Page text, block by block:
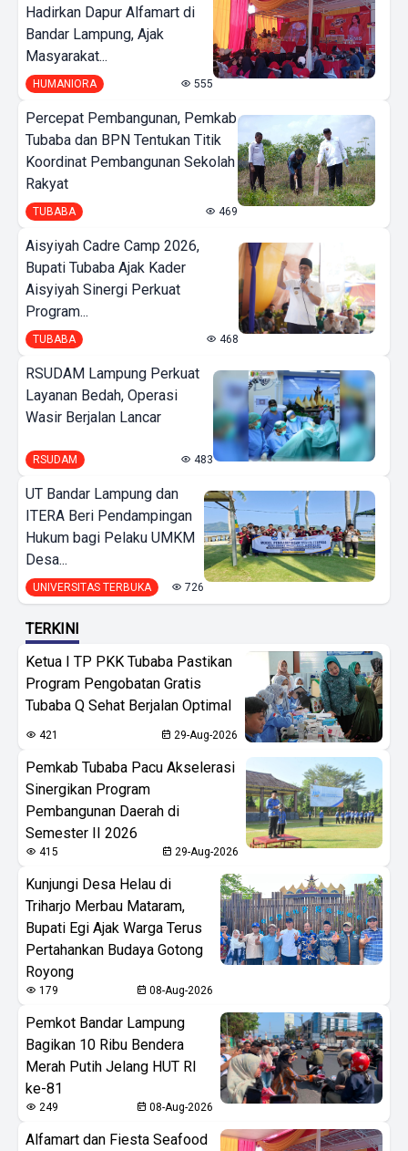
Hadirkan Dapur Alfamart di
Bandar Lampung, Ajak
Masyarakat...
HUMANIORA 555
Percepat Pembangunan, Pemkab
Tubaba dan BPN Tentukan Titik
Koordinat Pembangunan Sekolah
Rakyat
TUBABA 469
Aisyiyah Cadre Camp 2026,
Bupati Tubaba Ajak Kader
Aisyiyah Sinergi Perkuat
Program...
TUBABA 468
RSUDAM Lampung Perkuat
Layanan Bedah, Operasi
Wasir Berjalan Lancar
RSUDAM 483
UT Bandar Lampung dan
ITERA Beri Pendampingan
Hukum bagi Pelaku UMKM
Desa...
UNIVERSITAS TERBUKA 726
TERKINI
Ketua I TP PKK Tubaba Pastikan
Program Pengobatan Gratis
Tubaba Q Sehat Berjalan Optimal
421 29-Aug-2026
Pemkab Tubaba Pacu Akselerasi
Sinergikan Program
Pembangunan Daerah di
Semester II 2026
415 29-Aug-2026
Kunjungi Desa Helau di
Triharjo Merbau Mataram,
Bupati Egi Ajak Warga Terus
Pertahankan Budaya Gotong
Royong
179 08-Aug-2026
Pemkot Bandar Lampung
Bagikan 10 Ribu Bendera
Merah Putih Jelang HUT RI
ke-81
249 08-Aug-2026
Alfamart dan Fiesta Seafood